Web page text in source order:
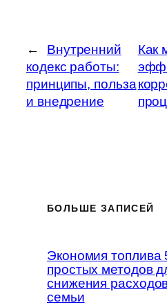
←
Внутренний
кодекс работы:
принципы, польза
и внедрение
Как
БОЛЬШЕ ЗАПИСЕЙ
Экономия топлива
простых методов
снижения
семьи